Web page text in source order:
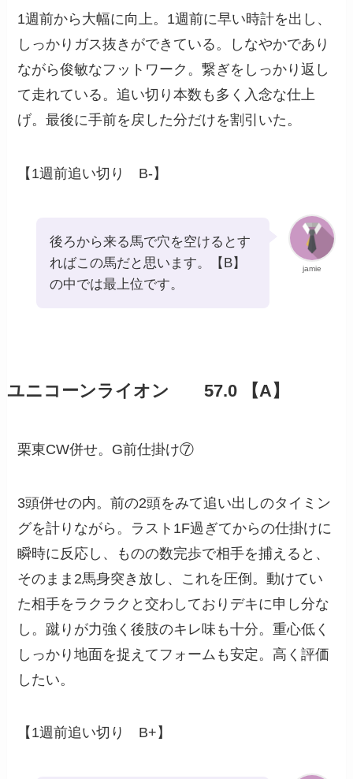
1週前から大幅に向上。1週前に早い時計を出し、
しっかりガス抜きができている。しなやかであり
ながら俊敏なフットワーク。繋ぎをしっかり返し
て走れている。追い切り本数も多く入念な仕上
げ。最後に手前を戻した分だけを割引いた。
【1週前追い切り B-】
jamie
後ろから来る馬で穴を空けるとす
ればこの馬だと思います。【B】
の中では最上位です。
ユニコーンライオン 57.0 【A】
栗東CW併せ。G前仕掛け⑦
3頭併せの内。前の2頭をみて追い出しのタイミン
グを計りながら。ラスト1F過ぎてからの仕掛けに
瞬時に反応し、ものの数完歩で相手を捕えると、
そのまま2馬身突き放し、これを圧倒。動けてい
た相手をラクラクと交わしておりデキに申し分な
し。蹴りが力強く後肢のキレ味も十分。重心低く
しっかり地面を捉えてフォームも安定。高く評価
したい。
【1週前追い切り B+】